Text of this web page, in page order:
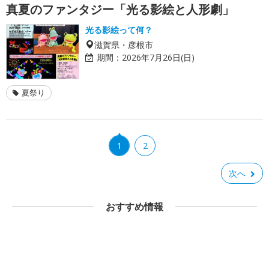
真夏のファンタジー「光る影絵と人形劇」
光る影絵って何？
滋賀県・彦根市
期間： 2026年7月26日(日)
夏祭り
1 2
次へ
おすすめ情報